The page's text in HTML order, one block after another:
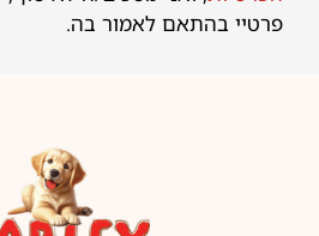
פרטיי בהתאם לאמור בה.